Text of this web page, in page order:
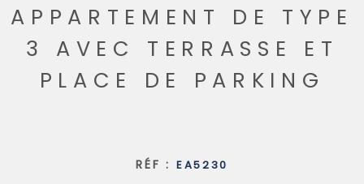
VENDRE
GESTION
APPARTEMENT DE TYPE
3 AVEC TERRASSE ET
PLACE DE PARKING
RÉF :EA5230